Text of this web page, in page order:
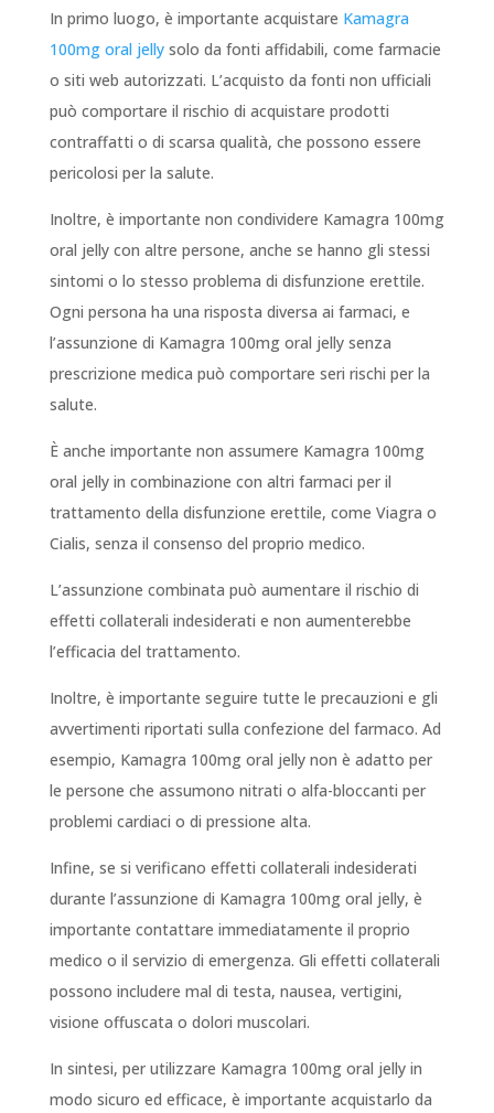
In primo luogo, è importante acquistare Kamagra
100mg oral jellysolo da fonti affidabili, come farmacie
o siti web autorizzati. L’acquisto da fonti non ufficiali
può comportare il rischio di acquistare prodotti
contraffatti o di scarsa qualità, che possono essere
pericolosi per la salute.
Inoltre, è importante non condividere Kamagra 100mg
oral jelly con altre persone, anche se hanno gli stessi
sintomi o lo stesso problema di disfunzione erettile.
Ogni persona ha una risposta diversa ai farmaci, e
l’assunzione di Kamagra 100mg oral jelly senza
prescrizione medica può comportare seri rischi per la
salute.
È anche importante non assumere Kamagra 100mg
oral jelly in combinazione con altri farmaci per il
trattamento della disfunzione erettile, come Viagra o
Cialis, senza il consenso del proprio medico.
L’assunzione combinata può aumentare il rischio di
effetti collaterali indesiderati e non aumenterebbe
l’efficacia del trattamento.
Inoltre, è importante seguire tutte le precauzioni e gli
avvertimenti riportati sulla confezione del farmaco. Ad
esempio, Kamagra 100mg oral jelly non è adatto per
le persone che assumono nitrati o alfa-bloccanti per
problemi cardiaci o di pressione alta.
Infine, se si verificano effetti collaterali indesiderati
durante l’assunzione di Kamagra 100mg oral jelly, è
importante contattare immediatamente il proprio
medico o il servizio di emergenza. Gli effetti collaterali
possono includere mal di testa, nausea, vertigini,
visione offuscata o dolori muscolari.
In sintesi, per utilizzare Kamagra 100mg oral jelly in
modo sicuro ed efficace, è importante acquistarlo da